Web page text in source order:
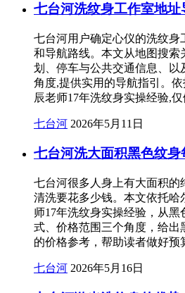
七台河洗纹身工作室地址
七台河用户确定心仪的洗纹身
和导航路线。本文从地图搜索
划、停车与公共交通信息、以
角度,提供实用的导航指引。
辰老师17年洗纹身实操经验,仅
七台河 2026年5月11日
七台河洗大面积黑色纹
七台河很多人身上有大面积的
清洗要花多少钱。本文依托哈
师17年洗纹身实操经验，从
式、价格范围三个角度，给出
的价格参考，帮助读者做好预
七台河 2026年5月16日